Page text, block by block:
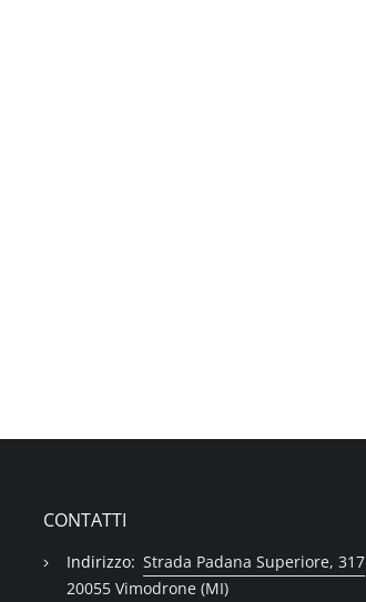
CONTATTI
Indirizzo: Strada Padana Superiore, 317
20055 Vimodrone (MI)